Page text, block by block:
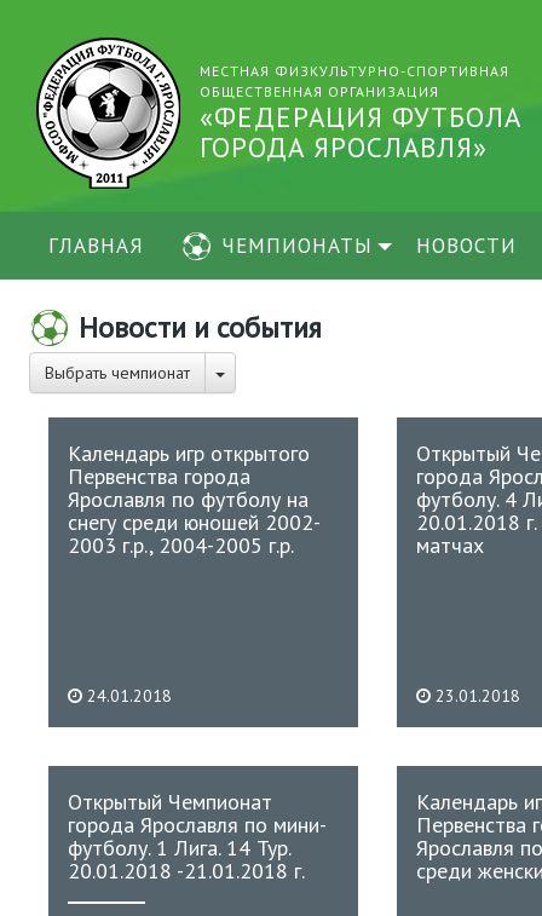
МЕСТНАЯ ФИЗКУЛЬТУРНО-СПОРТИВНАЯ
ОБЩЕСТВЕННАЯ ОРГАНИЗАЦИЯ
«ФЕДЕРАЦИЯ ФУТБОЛА
ГОРОДА ЯРОСЛАВЛЯ»
ГЛАВНАЯ ЧЕМПИОНАТЫ НОВОСТИ
Новости и события
Выбрать чемпионат
Календарь игр открытого
Первенства города
Ярославля по футболу на
снегу среди юношей 2002-
2003 г.р., 2004-2005 г.р.
24.01.2018
Открытый
города
футболу. 4
20.01.2018
матчах
23.01.2018
Открытый Чемпионат
города Ярославля по мини-
футболу. 1 Лига. 14 Тур.
20.01.2018 -21.01.2018 г.
Календарь
Первенства
Ярославля
среди